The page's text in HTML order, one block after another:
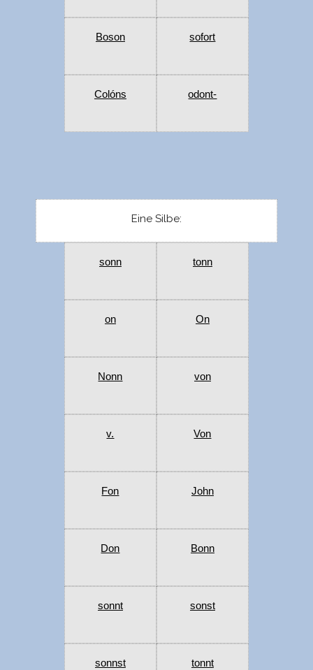
Boson sofort
Colóns odont-
Eine Silbe:
sonn tonn
on On
Nonn von
v. Von
Fon John
Don Bonn
sonnt sonst
sonnst tonnt